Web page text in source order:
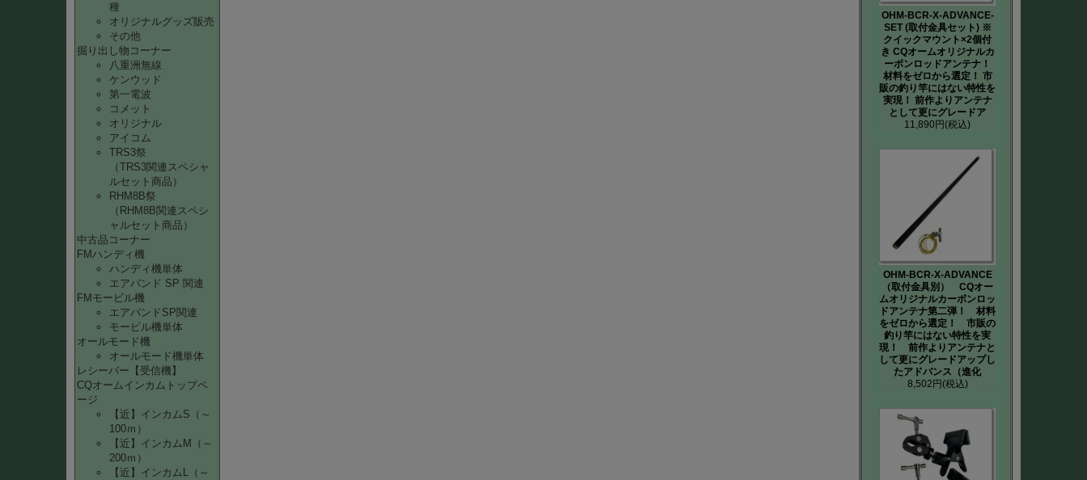
種
オリジナルグッズ販売
その他
掘り出し物コーナー
八重洲無線
ケンウッド
第一電波
コメット
オリジナル
アイコム
TRS3祭
（TRS3関連スペシャ
ルセット商品）
RHM8B祭
（RHM8B関連スペシ
ャルセット商品）
中古品コーナー
FMハンディ機
ハンディ機単体
エアバンド SP 関連
FMモービル機
エアバンドSP関連
モービル機単体
オールモード機
オールモード機単体
レシーバー【受信機】
CQオームインカムトップペ
ージ
【近】インカムS（～
100ｍ）
【近】インカムM（～
200ｍ）
【近】インカムL（～
OHM-BCR-X-ADVANCE-
SET (取付金具セット) ※
クイックマウント×2個付
き CQオームオリジナルカ
ーボンロッドアンテナ！
材料をゼロから選定！ 市
販の釣り竿にはない特性を
実現！ 前作よりアンテナ
として更にグレードア
11,890円(税込)
OHM-BCR-X-ADVANCE
（取付金具別） CQオー
ムオリジナルカーボンロッ
ドアンテナ第二弾！ 材料
をゼロから選定！ 市販の
釣り竿にはない特性を実
現！ 前作よりアンテナと
して更にグレードアップし
たアドバンス（進化
8,502円(税込)